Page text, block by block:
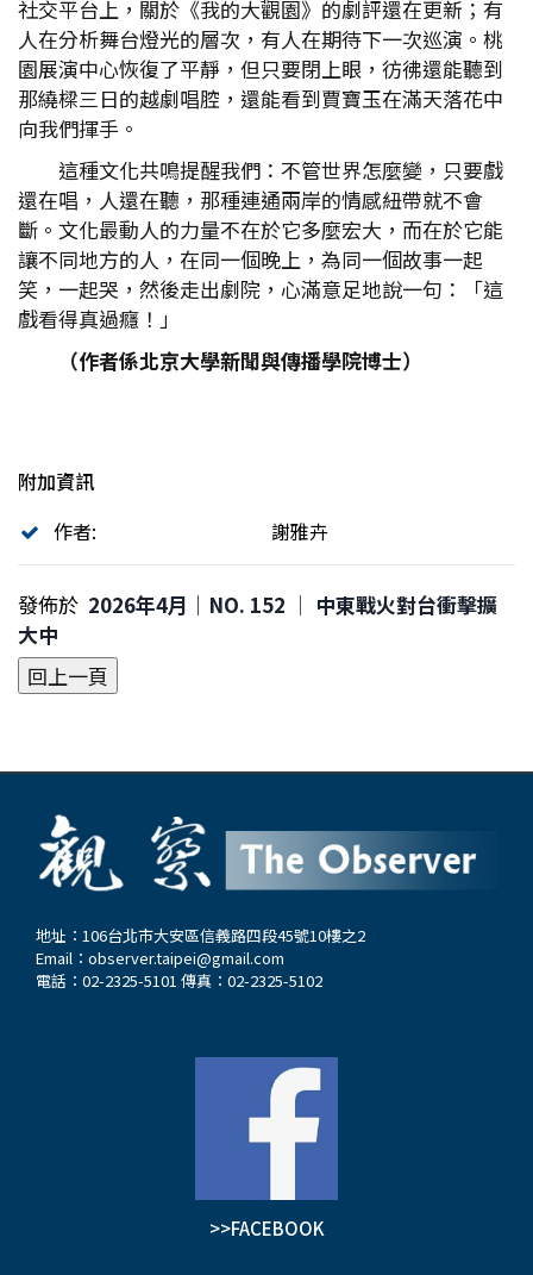
社交平台上，關於《我的大觀園》的劇評還在更新；有
人在分析舞台燈光的層次，有人在期待下一次巡演。桃
園展演中心恢復了平靜，但只要閉上眼，彷彿還能聽到
那繞樑三日的越劇唱腔，還能看到賈寶玉在滿天落花中
向我們揮手。
這種文化共鳴提醒我們：不管世界怎麼變，只要戲
還在唱，人還在聽，那種連通兩岸的情感紐帶就不會
斷。文化最動人的力量不在於它多麼宏大，而在於它能
讓不同地方的人，在同一個晚上，為同一個故事一起
笑，一起哭，然後走出劇院，心滿意足地說一句：「這
戲看得真過癮！」
（作者係北京大學新聞與傳播學院博士）
附加資訊
作者:
謝雅卉
發佈於 2026年4月｜NO. 152 │ 中東戰火對台衝擊擴
大中
地址：106台北市大安區信義路四段45號10樓之2
Email： observer.taipei@gmail.com
電話：02-2325-5101 傳真：02-2325-5102
>>FACEBOOK